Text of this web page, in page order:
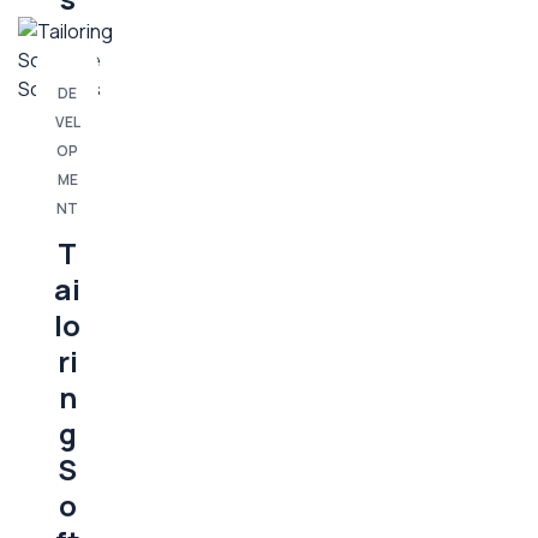
DE
VEL
OP
ME
NT
T
ai
lo
ri
n
g
S
o